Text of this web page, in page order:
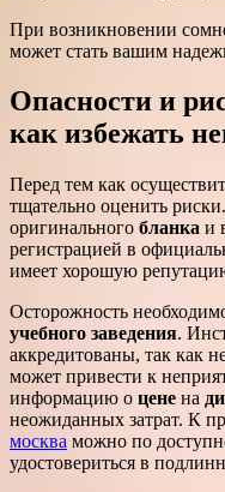
При возникновении
может стать вашим
Опасности и
как избежать
Перед тем как
тщательно оценить
оригинального бланка и
регистрацией в
имеет хорошую
Осторожность
учебного заведения.
аккредитованы, так как
может привести к
информацию о цене на
неожиданных затрат. К
москва можно по
удостовериться в